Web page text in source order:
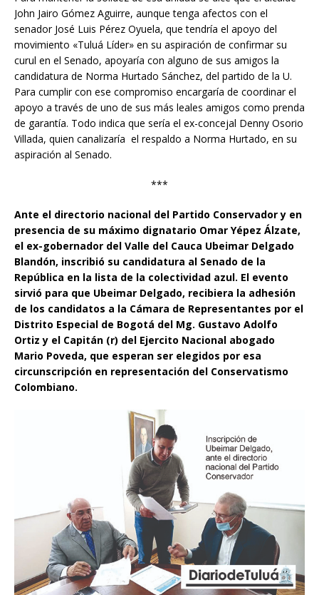
John Jairo Gómez Aguirre, aunque tenga afectos con el
senador José Luis Pérez Oyuela, que tendría el apoyo del
movimiento «Tuluá Líder» en su aspiración de confirmar su
curul en el Senado, apoyaría con alguno de sus amigos la
candidatura de Norma Hurtado Sánchez, del partido de la U.
Para cumplir con ese compromiso encargaría de coordinar el
apoyo a través de uno de sus más leales amigos como prenda
de garantía. Todo indica que sería el ex-concejal Denny Osorio
Villada, quien canalizaría el respaldo a Norma Hurtado, en su
aspiración al Senado.
***
Ante el directorio nacional del Partido Conservador y en
presencia de su máximo dignatario Omar Yépez Álzate,
el ex-gobernador del Valle del Cauca Ubeimar Delgado
Blandón, inscribió su candidatura al Senado de la
República en la lista de la colectividad azul. El evento
sirvió para que Ubeimar Delgado, recibiera la adhesión
de los candidatos a la Cámara de Representantes por el
Distrito Especial de Bogotá del Mg. Gustavo Adolfo
Ortiz y el Capitán (r) del Ejercito Nacional abogado
Mario Poveda, que esperan ser elegidos por esa
circunscripción en representación del Conservatismo
Colombiano.